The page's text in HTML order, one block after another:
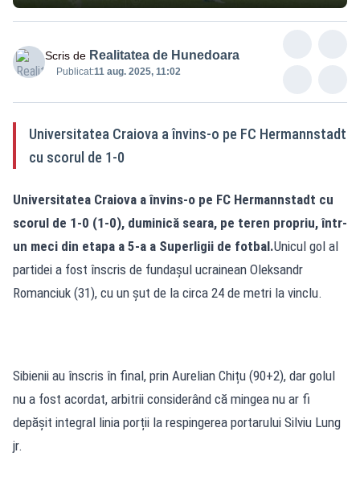
Scris de Realitatea de Hunedoara
Publicat:11 aug. 2025, 11:02
Universitatea Craiova a învins-o pe FC Hermannstadt
cu scorul de 1-0
Universitatea Craiova a învins-o pe FC Hermannstadt cu
scorul de 1-0 (1-0), duminică seara, pe teren propriu, într-
un meci din etapa a 5-a a Superligii de fotbal.Unicul gol al
partidei a fost înscris de fundașul ucrainean Oleksandr
Romanciuk (31), cu un șut de la circa 24 de metri la vinclu.
Sibienii au înscris în final, prin Aurelian Chițu (90+2), dar golul
nu a fost acordat, arbitrii considerând că mingea nu ar fi
depășit integral linia porții la respingerea portarului Silviu Lung
jr.